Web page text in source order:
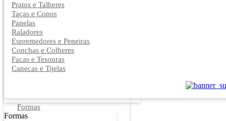
Pratos e Talheres
Taças e Copos
Panelas
Raladores
Espremedores e Peneiras
Conchas e Colheres
Facas e Tesouras
Canecas e Tijelas
Formas
Formas